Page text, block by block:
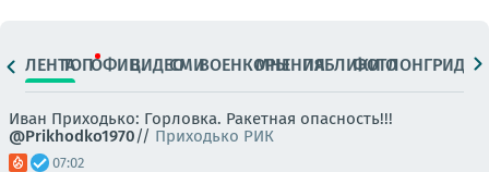
ЛЕНТАТОПОФИЦ.ВИДЕОСМИВОЕНКОРЫМНЕНИЯПАБЛИКИ
ФОТОЛОНГРИДЫ
Иван Приходько: Горловка. Ракетная опасность!!!
@Prikhodko1970// Приходько РИК
07:02